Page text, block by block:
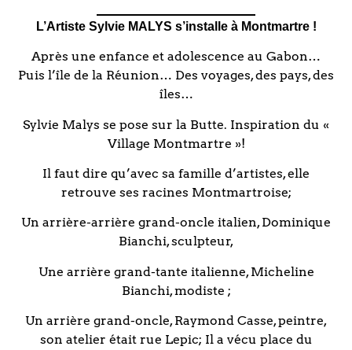
L’Artiste Sylvie MALYS s’installe à Montmartre !
Après une enfance et adolescence au Gabon…
Puis l’île de la Réunion… Des voyages, des pays, des
îles…
Sylvie Malys se pose sur la Butte. Inspiration du «
Village Montmartre »!
Il faut dire qu’avec sa famille d’artistes, elle
retrouve ses racines Montmartroise;
Un arrière-arrière grand-oncle italien, Dominique
Bianchi, sculpteur,
Une arrière grand-tante italienne, Micheline
Bianchi, modiste ;
Un arrière grand-oncle, Raymond Casse, peintre,
son atelier était rue Lepic; Il a vécu place du